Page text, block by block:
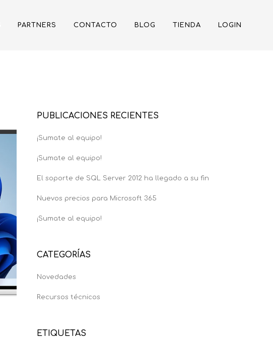
PARTNERS CONTACTO BLOG TIENDA LOGIN
PUBLICACIONES RECIENTES
¡Sumate al equipo!
¡Sumate al equipo!
El soporte de SQL Server 2012 ha llegado a su fin
Nuevos precios para Microsoft 365
¡Sumate al equipo!
CATEGORÍAS
Novedades
Recursos técnicos
ETIQUETAS